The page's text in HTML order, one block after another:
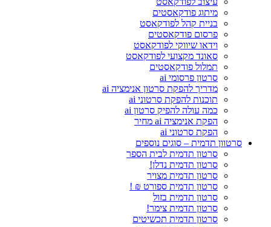
מיתוג פודקאסטים
בניית קהל לפודקאסט
פרסום פודקאסטים
וידאו שיווקי לפודקאסט
סאונד מקצועי לפודקאסט
תמלול פודקאסטים
סרטון פרסומי ai
מדריך להפקת סרטון אנימציה ai
תוכנות להפקת סרטוני ai
כמה עולה להפיק סרטון ai
הפקת אנימציה ai מחיר
הפקת סרטוני ai
סרטוון תדמית – סוגים נוספים
סרטון תדמית לבית הספר
סרטון תדמית נדלן!
סרטון תדמית מצויר
סרטון תדמית ספורט ₪ !
סרטון תדמית בזול
סרטון תדמית צימר!
סרטון תדמית תכשיטים